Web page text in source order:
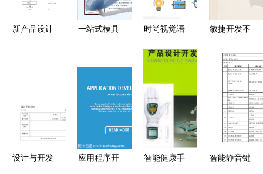
新产品设计
一站式模具
时尚视觉语
标包如何提
升设计与开
发体验
敏捷开发不
张小龙在内
部演讲中揭
示的独特心
法
设计与开发
应用程序开
智能健康手
智能静音键